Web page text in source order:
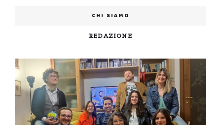
CHI SIAMO
REDAZIONE